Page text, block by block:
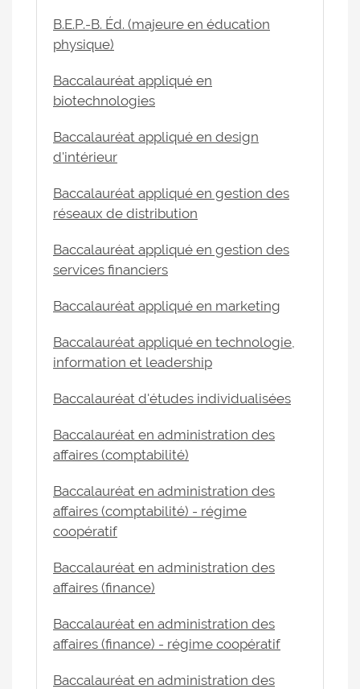
B.E.P.-B. Éd. (majeure en éducation
physique)
Baccalauréat appliqué en
biotechnologies
Baccalauréat appliqué en design
d'intérieur
Baccalauréat appliqué en gestion des
réseaux de distribution
Baccalauréat appliqué en gestion des
services financiers
Baccalauréat appliqué en marketing
Baccalauréat appliqué en technologie,
information et leadership
Baccalauréat d'études individualisées
Baccalauréat en administration des
affaires (comptabilité)
Baccalauréat en administration des
affaires (comptabilité) - régime
coopératif
Baccalauréat en administration des
affaires (finance)
Baccalauréat en administration des
affaires (finance) - régime coopératif
Baccalauréat en administration des